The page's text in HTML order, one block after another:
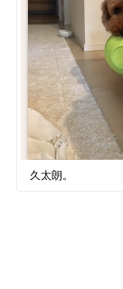
久太朗。